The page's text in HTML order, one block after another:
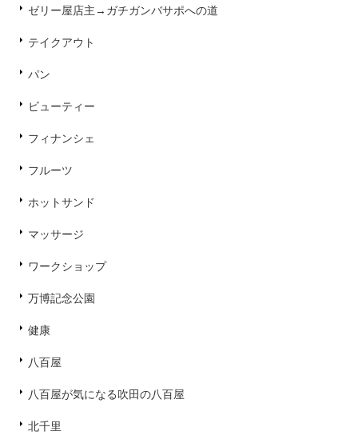
ゼリー屋店主→ガチガンバサポへの道
テイクアウト
パン
ビューティー
フィナンシェ
フルーツ
ホットサンド
マッサージ
ワークショップ
万博記念公園
健康
八百屋
八百屋が気になる吹田の八百屋
北千里